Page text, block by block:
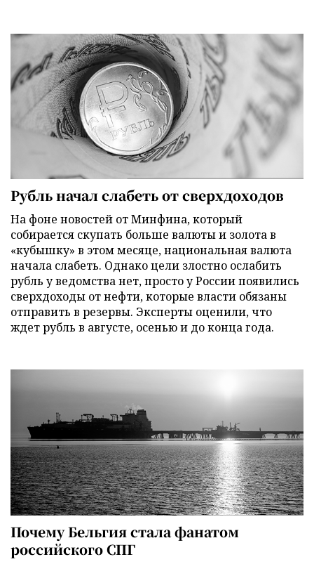
Рубль начал слабеть от сверхдоходов
На фоне новостей от Минфина, который
собирается скупать больше валюты и золота в
«кубышку» в этом месяце, национальная валюта
начала слабеть. Однако цели злостно ослабить
рубль у ведомства нет, просто у России появились
сверхдоходы от нефти, которые власти обязаны
отправить в резервы. Эксперты оценили, что
ждет рубль в августе, осенью и до конца года.
Почему Бельгия стала фанатом
российского СПГ